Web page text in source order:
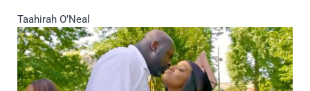
Taahirah O’Neal